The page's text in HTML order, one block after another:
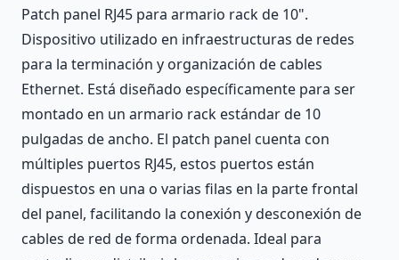
Patch panel RJ45 para armario rack de 10".
Dispositivo utilizado en infraestructuras de redes
para la terminación y organización de cables
Ethernet. Está diseñado específicamente para ser
montado en un armario rack estándar de 10
pulgadas de ancho. El patch panel cuenta con
múltiples puertos RJ45, estos puertos están
dispuestos en una o varias filas en la parte frontal
del panel, facilitando la conexión y desconexión de
cables de red de forma ordenada. Ideal para